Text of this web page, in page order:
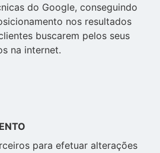
do Google, conseguindo
nos resultados
buscarem pelos seus
na internet.
para efetuar alterações